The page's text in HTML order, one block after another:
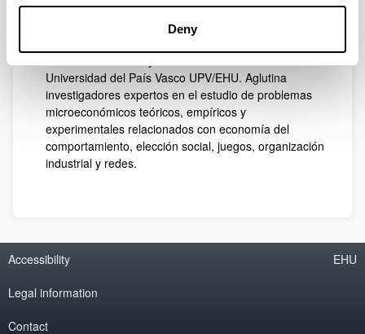
Deny
Description:
El grupo está formado por economistas y
Universidad del País Vasco UPV/EHU. Aglutina
investigadores expertos en el estudio de problemas
microeconómicos teóricos, empíricos y
experimentales relacionados con economía del
comportamiento, elección social, juegos, organización
industrial y redes.
Accessibility
Legal information
Contact
EHU